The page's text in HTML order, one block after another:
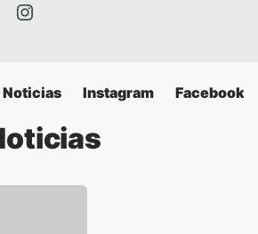
Instagram Facebook